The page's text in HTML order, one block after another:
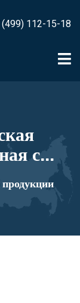
112-15-18
с
номер